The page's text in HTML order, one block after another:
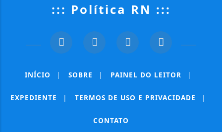
::: Política RN :::
INÍCIO | SOBRE | PAINEL DO LEITOR |
EXPEDIENTE | TERMOS DE USO E PRIVACIDADE |
CONTATO